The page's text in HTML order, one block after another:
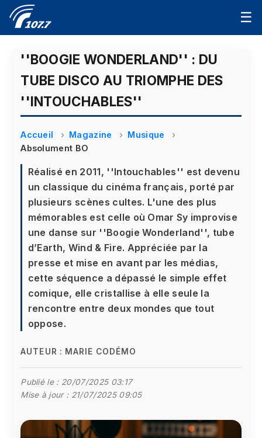
☰
''BOOGIE WONDERLAND'' : DU
TUBE DISCO AU TRIOMPHE DES
''INTOUCHABLES''
Accueil Magazine
Musique
Absolument BO
Réalisé en 2011, ''Intouchables'' est devenu
un classique du cinéma français, porté par
plusieurs scènes cultes. L'une des plus
mémorables est celle où Omar Sy improvise
une danse sur ''Boogie Wonderland'', tube
d’Earth, Wind & Fire. Appréciée par la
presse et mise en avant par les médias,
cette séquence a dépassé le simple effet
comique, elle cristallise à elle seule la
rencontre entre deux mondes que tout
oppose.
AUTEUR : MARIE CODÉMO
Publié le : 20/07/2025 03:17
Mise à jour : 21/07/2025 09:05